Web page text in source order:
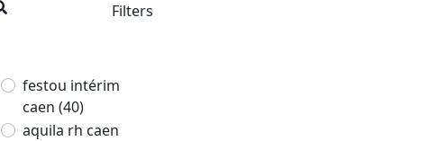
Filters
festou intérim
caen (40)
aquila rh caen